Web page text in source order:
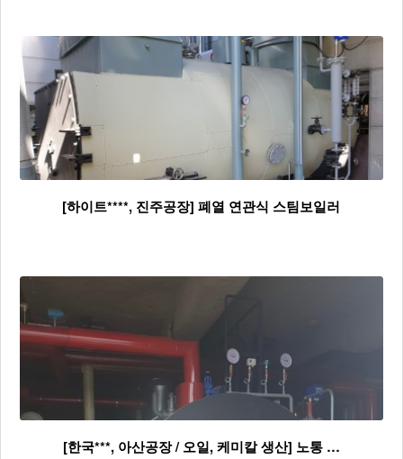
[하이트****, 진주공장] 폐열 연관식 스팀보일러
[한국***, 아산공장 / 오일, 케미칼 생산] 노통 …